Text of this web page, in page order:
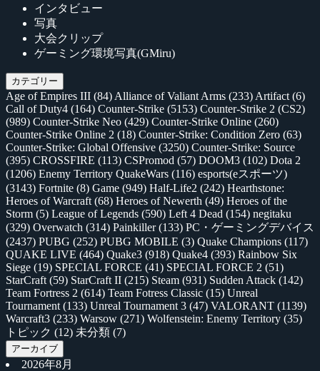
インタビュー
写真
大会クリップ
ゲーミング環境写真(GMiru)
カテゴリー
Age of Empires III (84) Alliance of Valiant Arms (233) Artifact (6)
Call of Duty4 (164) Counter-Strike (5153) Counter-Strike 2 (CS2)
(989) Counter-Strike Neo (429) Counter-Strike Online (260)
Counter-Strike Online 2 (18) Counter-Strike: Condition Zero (63)
Counter-Strike: Global Offensive (3250) Counter-Strike: Source
(395) CROSSFIRE (113) CSPromod (57) DOOM3 (102) Dota 2
(1206) Enemy Territory QuakeWars (116) esports(eスポーツ)
(3143) Fortnite (8) Game (949) Half-Life2 (242) Hearthstone:
Heroes of Warcraft (68) Heroes of Newerth (49) Heroes of the
Storm (5) League of Legends (590) Left 4 Dead (154) negitaku
(329) Overwatch (314) Painkiller(133) PC・ゲーミングデバイス
(2437) PUBG (252) PUBG MOBILE (3) Quake Champions (117)
QUAKE LIVE (464) Quake3 (918) Quake4 (393) Rainbow Six
Siege (19) SPECIAL FORCE (41) SPECIAL FORCE 2 (51)
StarCraft (59) StarCraft II (215) Steam (931) Sudden Attack (142)
Team Fortress 2 (614) Team Fotress Classic (15) Unreal
Tournament (133) Unreal Tournament 3 (47) VALORANT (1139)
Warcraft3 (233) Warsow (271) Wolfenstein: Enemy Territory (35)
トピック (12) 未分類 (7)
アーカイブ
2026年8月